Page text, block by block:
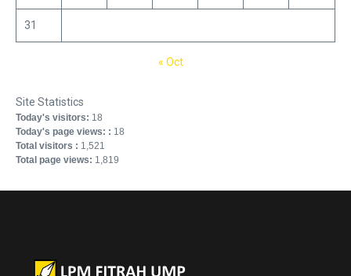
31
« Oct
Site Statistics
Today's visitors: 18
Today's page views: : 18
Total visitors : 1,521
Total page views: 1,819